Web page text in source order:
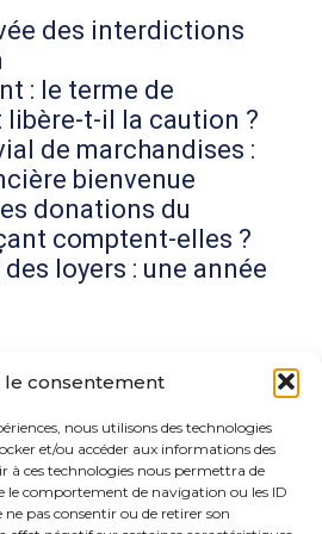
le consentement
nous utilisons des technologies
et/ou accéder aux informations des
à ces technologies nous permettra de
le comportement de navigation ou les ID
ne pas consentir ou de retirer son
des interdictions
: le terme de
libère-t-il la caution ?
de marchandises :
bienvenue
donations du
comptent-elles ?
loyers : une année
récents
à afficher.